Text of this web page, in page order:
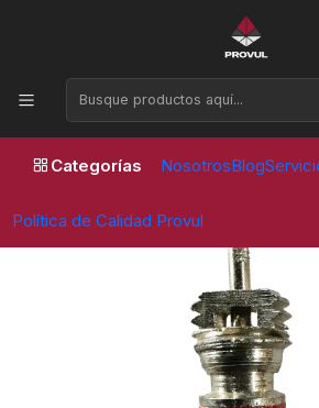
Categorías NosotrosBlog
Política de Calidad Provul
Horario de atención Lunes a Viernes
Inicio Insumos
Pepas para